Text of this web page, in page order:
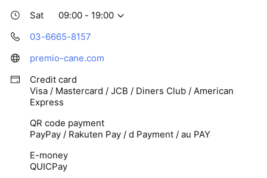
Sat
09:00 - 19:00
03-6665-8157
premio-cane.com
Credit card
Visa / Mastercard / JCB / Diners Club / American
Express
QR code payment
PayPay / Rakuten Pay / d Payment / au PAY
E-money
QUICPay